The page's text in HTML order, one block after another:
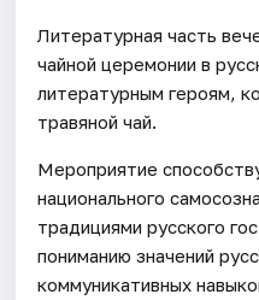
Литературная часть
чайной церемонии в
литературным героям,
травяной чай.
Мероприятие
национального
традициями русского
пониманию значений
коммуникативных